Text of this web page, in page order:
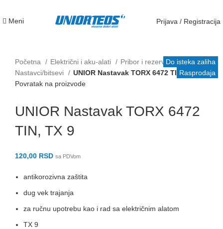
Meni Prijava / Registracija
Početna Električni i aku-alati
Pribor i rezervni delovi
Nastavci/bitsevi
UNIOR Nastavak TORX 6472 TIN, TX 9
Povratak na proizvode
UNIOR Nastavak TORX 6472
TIN, TX 9
120,00 RSD sa PDVom
antikorozivna zaštita
dug vek trajanja
za ručnu upotrebu kao i rad sa električnim alatom
TX 9
Do isteka zaliha
Do isteka zaliha
Do isteka zaliha
Do isteka zaliha
Do isteka zaliha
Rasprodaja
Do isteka zaliha
Do isteka zaliha
Do isteka zaliha